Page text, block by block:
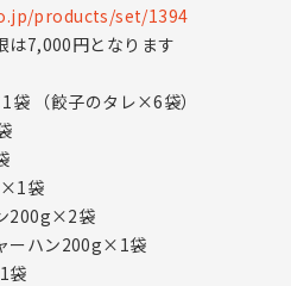
products/set/1394
は7,000円となります
（餃子のタレ×6袋）
袋
200g×2袋
ーハン200g×1袋
袋